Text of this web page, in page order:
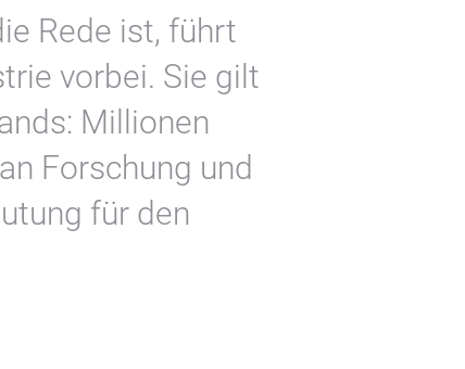
Rede ist, führt
vorbei. Sie gilt
Millionen
Forschung und
für den